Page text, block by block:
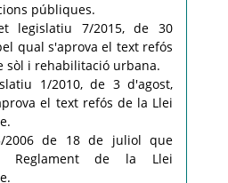
públiques.
legislatiu 7/2015, de 30
qual s'aprova el text refós
sòl i rehabilitació urbana.
1/2010, de 3 d'agost,
el text refós de la Llei
2006 de 18 de juliol que
Reglament de la Llei